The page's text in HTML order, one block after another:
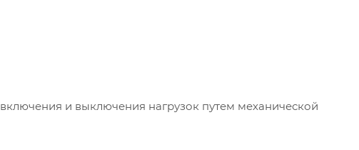
и выключения нагрузок путем механической